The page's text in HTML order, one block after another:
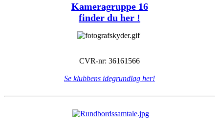
Kameragruppe 16
finder du her !
CVR-nr: 36161566
Se klubbens idegrundlag her!